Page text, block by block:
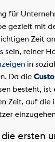
für
gezielt mit
Zeit
sein, reiner
in
Da die
besteht, ist
Zeit, auf die
ersten